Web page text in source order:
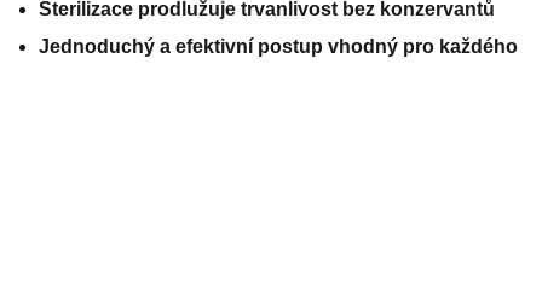
Sterilizace prodlužuje trvanlivost bez konzervantů
Jednoduchý a efektivní postup vhodný pro každého